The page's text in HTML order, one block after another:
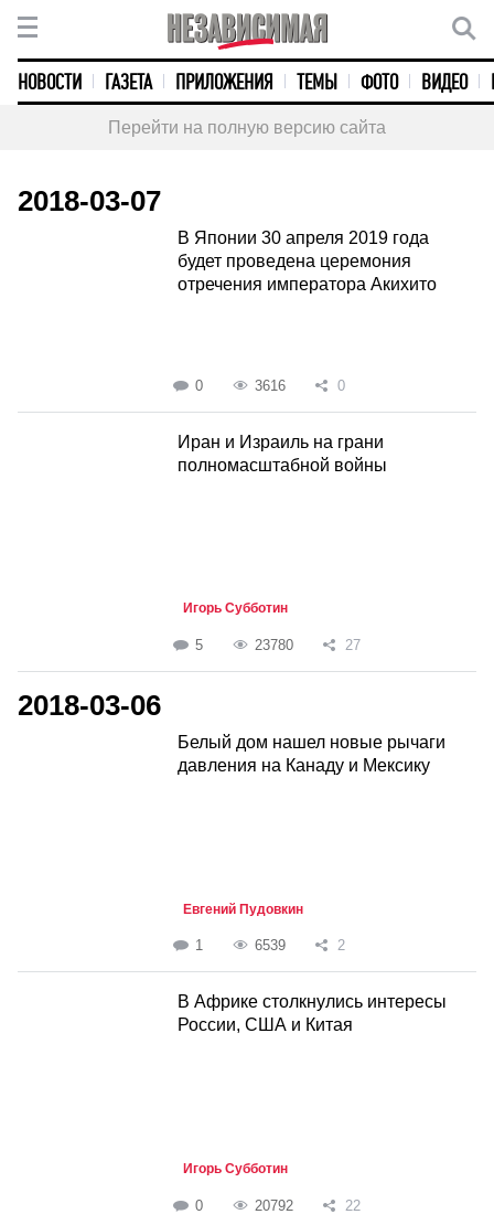
НОВОСТИ ГАЗЕТА ПРИЛОЖЕНИЯ ТЕМЫ ФОТО ВИДЕО
Перейти на полную версию сайта
2018-03-07
В Японии 30 апреля 2019 года
будет проведена церемония
отречения императора Акихито
0 3616 0
Иран и Израиль на грани
полномасштабной войны
Игорь Субботин
5 23780 27
2018-03-06
Белый дом нашел новые рычаги
давления на Канаду и Мексику
Евгений Пудовкин
1 6539 2
В Африке столкнулись интересы
России, США и Китая
Игорь Субботин
0 20792 22